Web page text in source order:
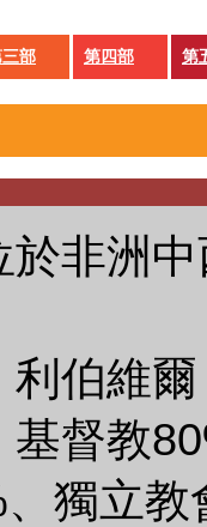
部 第四部 第
於非洲
利伯維爾
基督教
獨立